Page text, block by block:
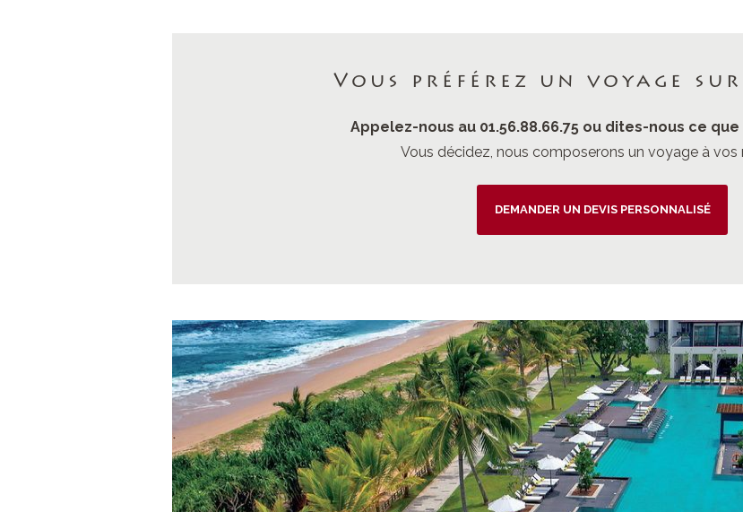
Vous préférez un voyage sur
Appelez-nous au 01.56.88.66.75 ou dites-nous ce
Vous décidez, nous composerons un voyage à vos
DEMANDER UN DEVIS PERSONNALISÉ